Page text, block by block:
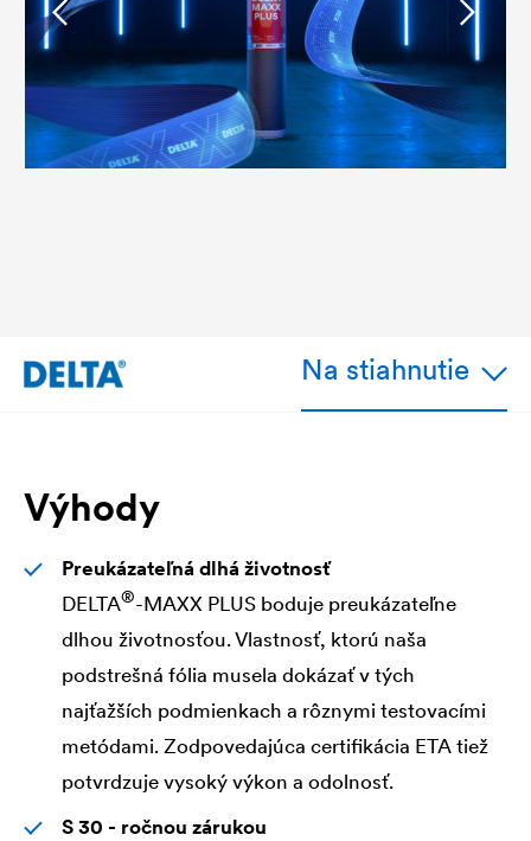
Na stiahnutie
Výhody
Preukázateľná dlhá životnosť
DELTA®-MAXX PLUS boduje preukázateľne
dlhou životnosťou. Vlastnosť, ktorú naša
podstrešná fólia musela dokázať v tých
najťažších podmienkach a rôznymi testovacími
metódami. Zodpovedajúca certifikácia ETA tiež
potvrdzuje vysoký výkon a odolnosť.
S 30 - ročnou zárukou